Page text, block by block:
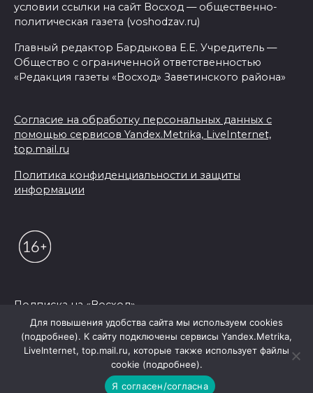
условии ссылки на сайт Восход — общественно-
политическая газета (voshodzav.ru)
Главный редактор Бардыкова Е.Е. Учредитель —
Общество с ограниченной ответственностью
«Редакция газеты «Восход» Заветинского района»
Согласие на обработку персональных данных с
помощью сервисов Yandex.Metrika, LiveInternet,
top.mail.ru
Политика конфиденциальности и защиты
информации
Подписка на «Восход»
© 2026 Редакция "Восход"
Для повышения удобства сайта мы используем cookies
(подробнее). К сайту подключены сервисы Yandex.Metrika,
LiveInternet, top.mail.ru, которые также использует файлы
cookie (подробнее).
Я согласен/согласна